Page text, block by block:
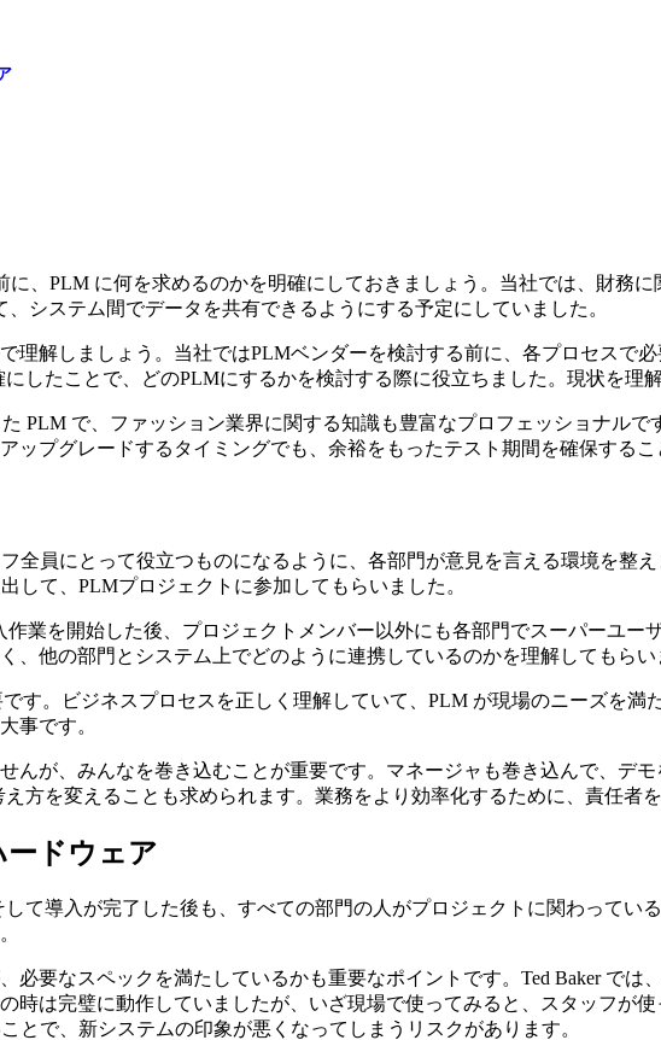
に、PLM に何を求めるのかを明確にしておきましょう。当社では、財務
システム間でデータを共有できるようにする予定にしていました。
理解しましょう。当社ではPLMベンダーを検討する前に、各プロセスで
したことで、どのPLMにするかを検討する際に役立ちました。現状を理
PLM で、ファッション業界に関する知識も豊富なプロフェッショナル
ップグレードするタイミングでも、余裕をもったテスト期間を確保するこ
全員にとって役立つものになるように、各部門が意見を言える環境を整
して、PLMプロジェクトに参加してもらいました。
作業を開始した後、プロジェクトメンバー以外にも各部門でスーパーユ
、他の部門とシステム上でどのように連携しているのかを理解してもらい
す。ビジネスプロセスを正しく理解していて、PLM が現場のニーズを
事です。
んが、みんなを巻き込むことが重要です。マネージャも巻き込んで、デ
方を変えることも求められます。業務をより効率化するために、責任者
ドウェア
て導入が完了した後も、すべての部門の人がプロジェクトに関わって
必要なスペックを満たしているかも重要なポイントです。Ted Baker で
時は完璧に動作していましたが、いざ現場で使ってみると、スタッフが
とで、新システムの印象が悪くなってしまうリスクがあります。